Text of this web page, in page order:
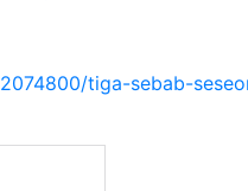
tiga-sebab-